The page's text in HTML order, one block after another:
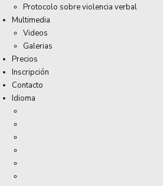
Protocolo sobre violencia verbal
Multimedia
Videos
Galerias
Precios
Inscripción
Contacto
Idioma